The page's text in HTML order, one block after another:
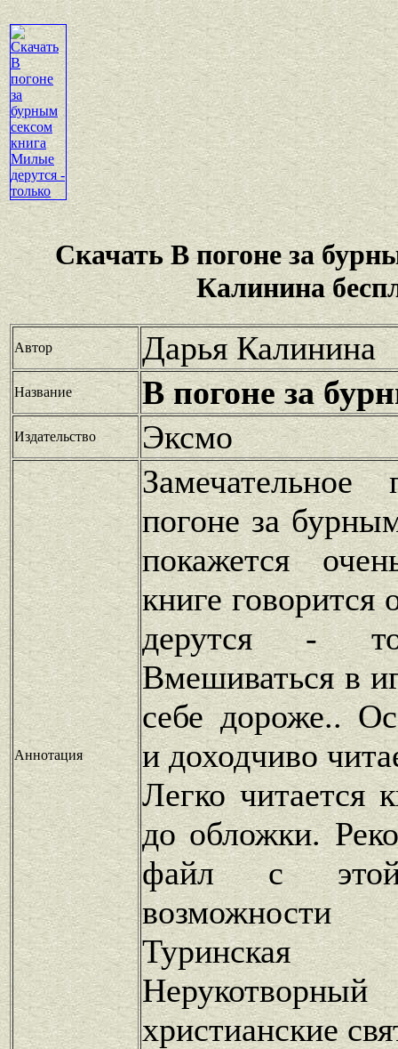
Скачать В погоне за
Калинина
Автор Дарья Калинина
Название В погоне за
Издательство Эксмо
Аннотация
Замечательное
погоне за
покажется
книге
дерутся -
Вмешиваться в
себе дороже..
и доходчиво
Легко читается
до обложки.
файл с
Туринская
христианские